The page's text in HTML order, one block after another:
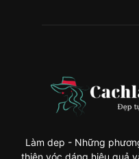
Làm dep - Những
thiện vóc dáng hiệu quả